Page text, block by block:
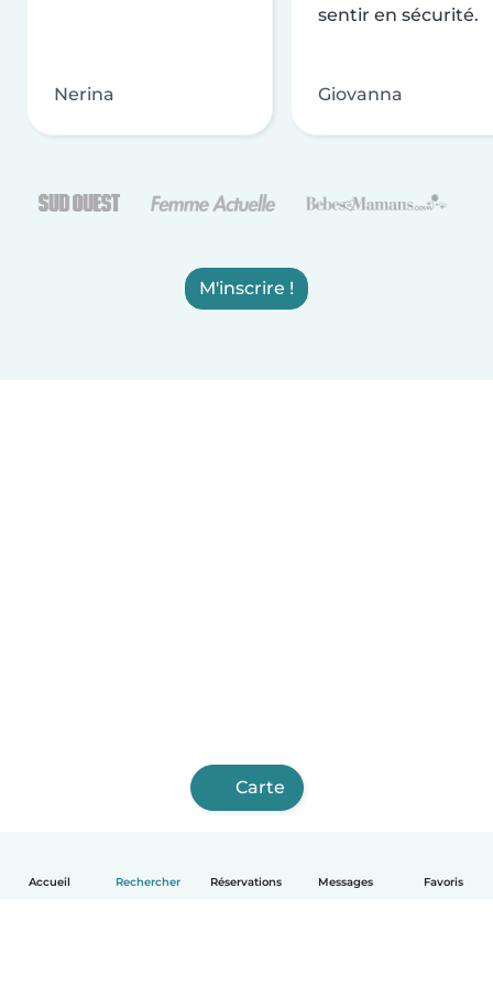
Accueil Rechercher Réservations Messages Favoris
Nerina
sentir en sécurité.
Giovanna
M'inscrire !
Carte